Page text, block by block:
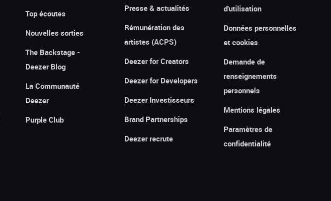
Top écoutes
Nouvelles sorties
The Backstage -
Deezer Blog
La Communauté
Deezer
Purple Club
Presse & actualités
Rémunération des
artistes (ACPS)
Deezer for Creators
Deezer for Developers
Deezer Investisseurs
Brand Partnerships
Deezer recrute
d'utilisation
Données personnelles
et cookies
Demande de
renseignements
personnels
Mentions légales
Paramètres de
confidentialité